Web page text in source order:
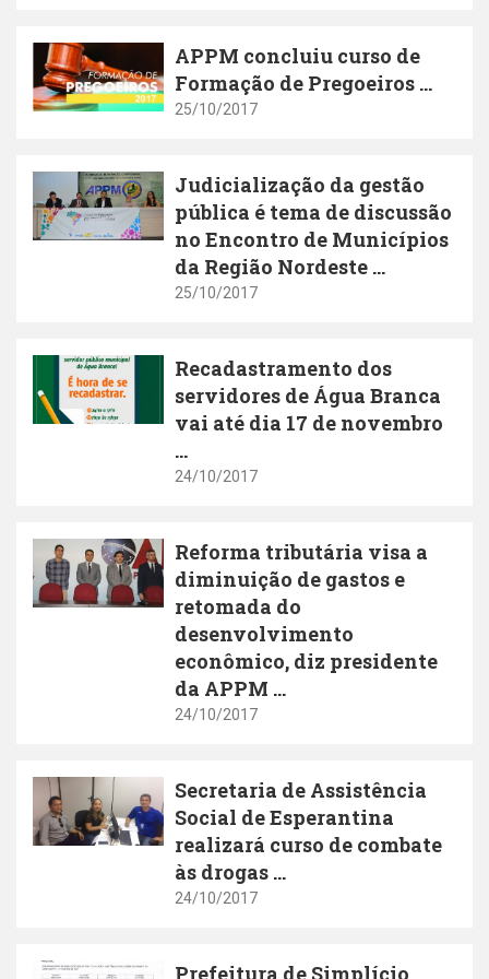
APPM concluiu curso de
Formação de Pregoeiros ...
25/10/2017
Judicialização da gestão
pública é tema de discussão
no Encontro de Municípios
da Região Nordeste ...
25/10/2017
Recadastramento dos
servidores de Água Branca
vai até dia 17 de novembro
...
24/10/2017
Reforma tributária visa a
diminuição de gastos e
retomada do
desenvolvimento
econômico, diz presidente
da APPM ...
24/10/2017
Secretaria de Assistência
Social de Esperantina
realizará curso de combate
às drogas ...
24/10/2017
Prefeitura de Simplício